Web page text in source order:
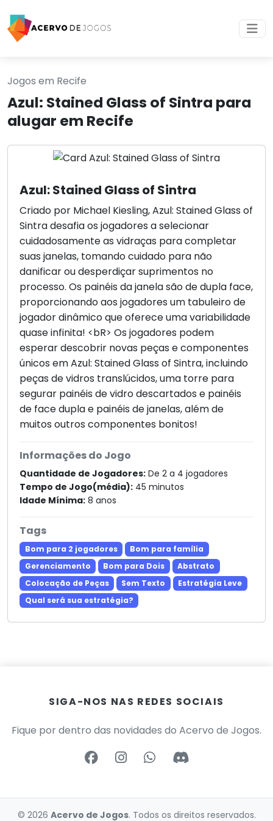
Jogos em Recife
Azul: Stained Glass of Sintra para
alugar em Recife
Azul: Stained Glass of Sintra
Criado por Michael Kiesling, Azul: Stained Glass of
Sintra desafia os jogadores a selecionar
cuidadosamente as vidraças para completar
suas janelas, tomando cuidado para não
danificar ou desperdiçar suprimentos no
processo. Os painéis da janela são de dupla face,
proporcionando aos jogadores um tabuleiro de
jogador dinâmico que oferece uma variabilidade
quase infinita! <bR> Os jogadores podem
esperar descobrir novas peças e componentes
únicos em Azul: Stained Glass of Sintra, incluindo
peças de vidros translúcidos, uma torre para
segurar painéis de vidro descartados e painéis
de face dupla e painéis de janelas, além de
muitos outros componentes bonitos!
Informações do Jogo
Quantidade de Jogadores: De 2 a 4 jogadores
Tempo de Jogo(média): 45 minutos
Idade Mínima: 8 anos
Tags
Bom para 2 jogadores
Bom para família
Gerenciamento
Bom para Dois
Abstrato
Colocação de Peças
Sem Texto
Estratégia Leve
Qual será sua estratégia?
SIGA-NOS NAS REDES SOCIAIS
Fique por dentro das novidades do Acervo de Jogos.
© 2026 Acervo de Jogos. Todos os direitos reservados.